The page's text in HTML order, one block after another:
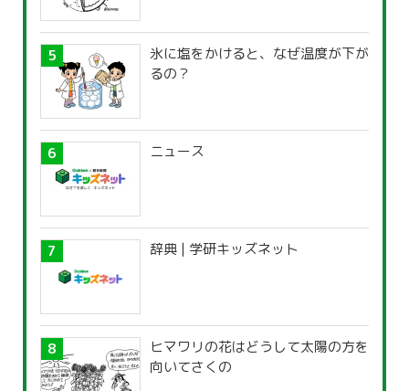
氷に塩をかけると、なぜ温度が下が
るの？
ニュース
辞典 | 学研キッズネット
ヒマワリの花はどうして太陽の方を
向いてさくの